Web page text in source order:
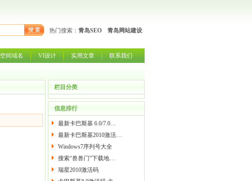
热门搜索： 青岛SEO 青岛网站建设
空间域名 VI设计 实用文章 联系我们
栏目分类
信息排行
最新卡巴斯基 6.0/7.0…
最新卡巴斯基2010激活…
Windows7序列号大全
搜索“兽兽门”下载地…
瑞星2010激活码